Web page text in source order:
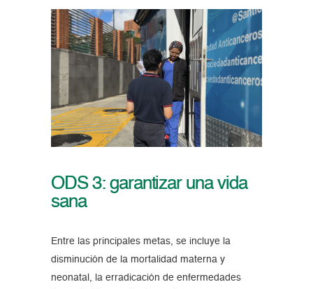
ODS 3: garantizar una vida
sana
Entre las principales metas, se incluye la
disminución de la mortalidad materna y
neonatal, la erradicación de enfermedades